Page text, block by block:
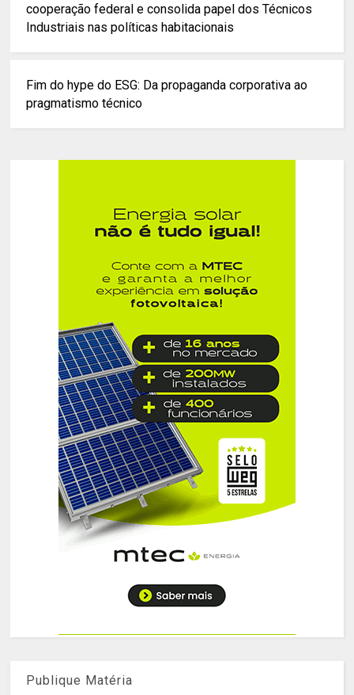
cooperação federal e consolida papel dos Técnicos
Industriais nas políticas habitacionais
Fim do hype do ESG: Da propaganda corporativa ao
pragmatismo técnico
Publique Matéria